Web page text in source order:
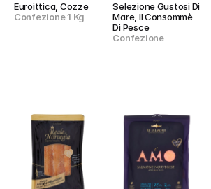
Euroittica, Cozze
Confezione 1 Kg
Selezione Gustosi Di
Mare, Il Consommè
Di Pesce
Confezione